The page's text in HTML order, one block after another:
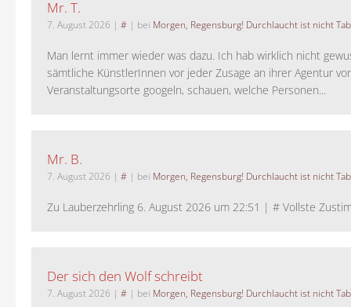
Mr. T.
7. August 2026 | # | bei Morgen, Regensburg! Durchlaucht ist nicht
Man lernt immer wieder was dazu. Ich hab wirklich nicht
sämtliche KünstlerInnen vor jeder Zusage an ihrer Agentur
Veranstaltungsorte googeln, schauen, welche Personen...
Mr. B.
7. August 2026 | # | bei Morgen, Regensburg! Durchlaucht ist nicht
Zu Lauberzehrling 6. August 2026 um 22:51 | # Vollste
Der sich den Wolf schreibt
7. August 2026 | # | bei Morgen, Regensburg! Durchlaucht ist nicht